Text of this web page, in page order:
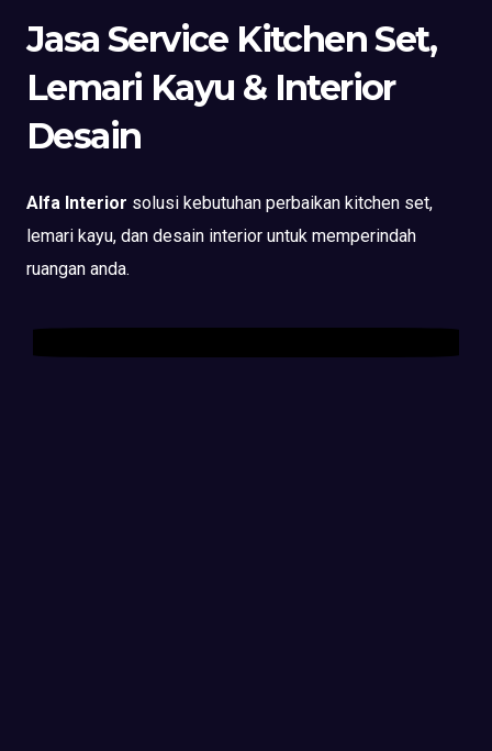
Jasa Service Kitchen Set,
Lemari Kayu & Interior
Desain
Alfa Interior solusi kebutuhan perbaikan kitchen set,
lemari kayu, dan desain interior untuk memperindah
ruangan anda.